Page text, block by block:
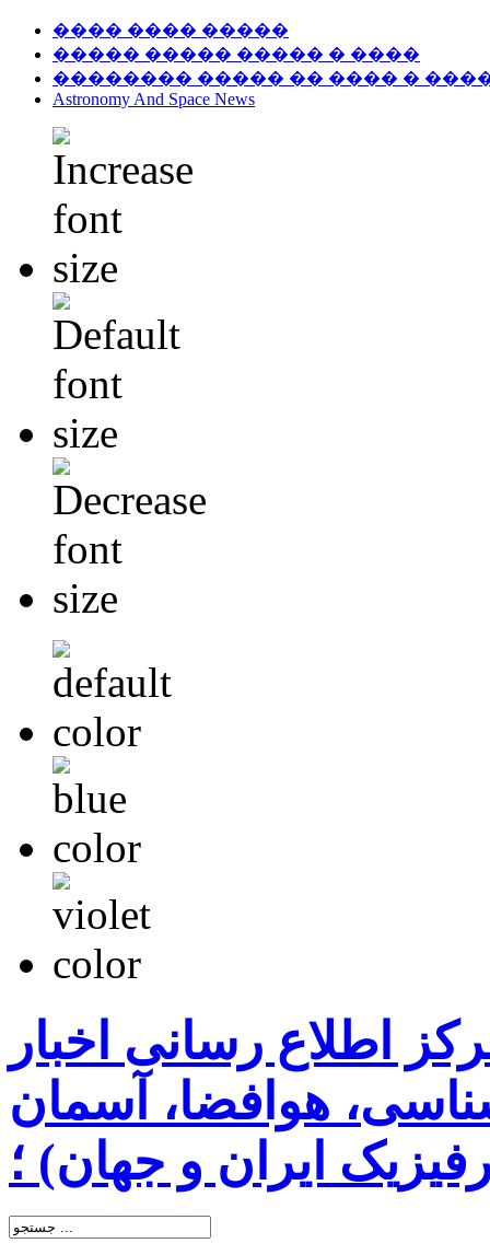
���� ���� �����
����� ����� ����� � ����
�������� ����� �� ���� �
Astronomy And Space News
اطلاع رسانی اخبار
هوافضا، آسمان
ایران و جهان) ؛